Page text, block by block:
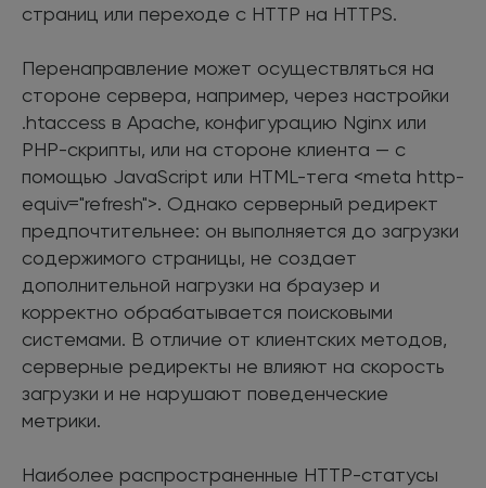
страниц или переходе с HTTP на HTTPS.
Перенаправление может осуществляться на
стороне сервера, например, через настройки
.htaccess в Apache, конфигурацию Nginx или
PHP-скрипты, или на стороне клиента — с
помощью JavaScript или HTML-тега <meta http-
equiv="refresh">. Однако серверный редирект
предпочтительнее: он выполняется до загрузки
содержимого страницы, не создает
дополнительной нагрузки на браузер и
корректно обрабатывается поисковыми
системами. В отличие от клиентских методов,
серверные редиректы не влияют на скорость
загрузки и не нарушают поведенческие
метрики.
Наиболее распространенные HTTP-статусы